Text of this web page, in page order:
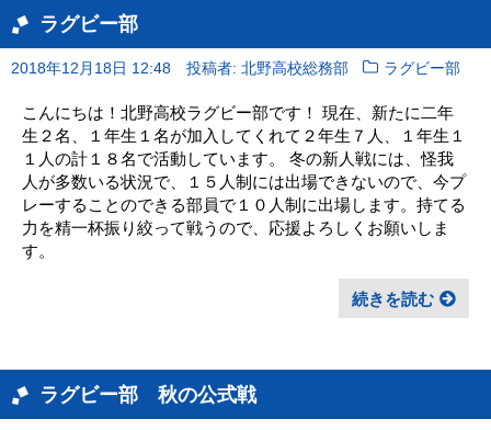
ラグビー部
2018年12月18日 12:48 投稿者: 北野高校総務部 ラグビー部
こんにちは！北野高校ラグビー部です！ 現在、新たに二年
生２名、１年生１名が加入してくれて２年生７人、１年生１
１人の計１８名で活動しています。 冬の新人戦には、怪我
人が多数いる状況で、１５人制には出場できないので、今プ
レーすることのできる部員で１０人制に出場します。持てる
力を精一杯振り絞って戦うので、応援よろしくお願いしま
す。
続きを読む
ラグビー部 秋の公式戦